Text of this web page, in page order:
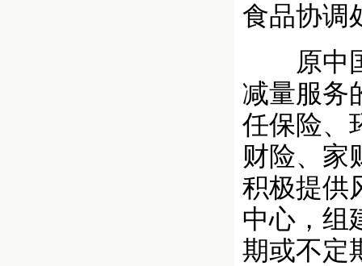
食品协调
原中国
减量服务
任保险、
财险、家
积极提供
中心，组
期或不定